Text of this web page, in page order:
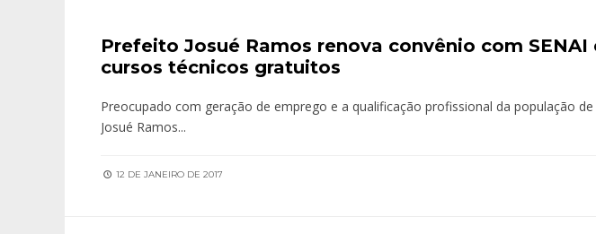
Prefeito Josué Ramos renova convênio com SENAI
cursos técnicos gratuitos
Preocupado com geração de emprego e a qualificação profissional da população
Josué Ramos...
12 DE JANEIRO DE 2017